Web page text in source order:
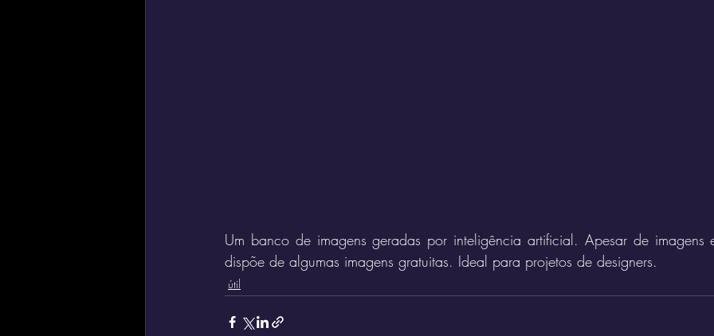
Um banco de imagens geradas por inteligência artificial. Apesar de
dispõe de algumas imagens gratuitas. Ideal para projetos de designers.
útil